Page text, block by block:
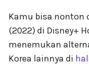
Kamu bisa nonton
(2022) di Disney+
menemukan
Korea lainnya di